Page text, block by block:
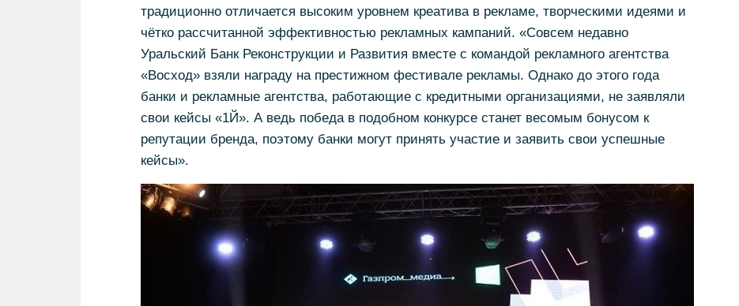
традиционно отличается высоким уровнем креатива в рекламе, творческими идеями и
чётко рассчитанной эффективностью рекламных кампаний. «Совсем недавно
Уральский Банк Реконструкции и Развития вместе с командой рекламного агентства
«Восход» взяли награду на престижном фестивале рекламы. Однако до этого года
банки и рекламные агентства, работающие с кредитными организациями, не заявляли
свои кейсы «1Й». А ведь победа в подобном конкурсе станет весомым бонусом к
репутации бренда, поэтому банки могут принять участие и заявить свои успешные
кейсы».